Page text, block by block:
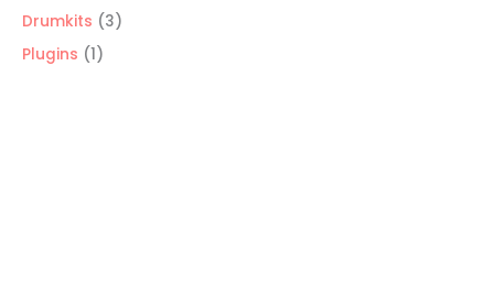
Drumkits 33
Plugins 11